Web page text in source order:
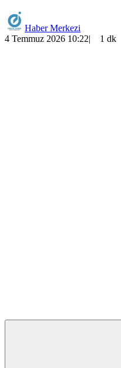
Haber Merkezi
4 Temmuz 2026 10:22| 1 dk